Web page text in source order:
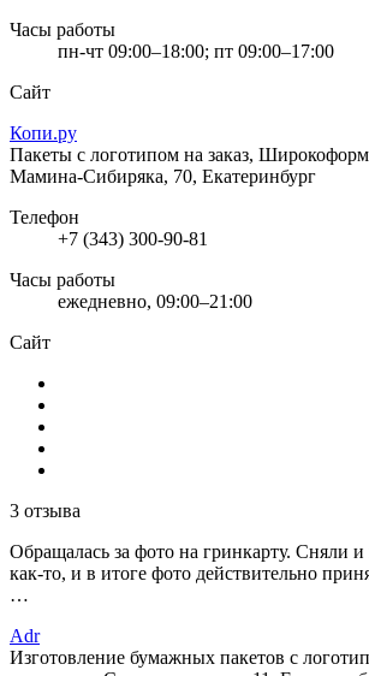
Часы работы
пн-чт 09:00–18:00; пт 09:00–17:00
Сайт
Копи.ру
Пакеты с логотипом на заказ,
Мамина-Сибиряка, 70, Екатеринбург
Телефон
+7 (343) 300-90-81
Часы работы
ежедневно, 09:00–21:00
Сайт
3 отзыва
Обращалась за фото на гринкарту. Сняли и
как-то, и в итоге фото действительно
…
Adr
Изготовление бумажных пакетов с